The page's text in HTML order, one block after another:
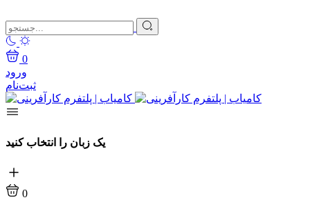
0
ورود
ثبت‌نام
یک زبان را انتخاب کنید
0